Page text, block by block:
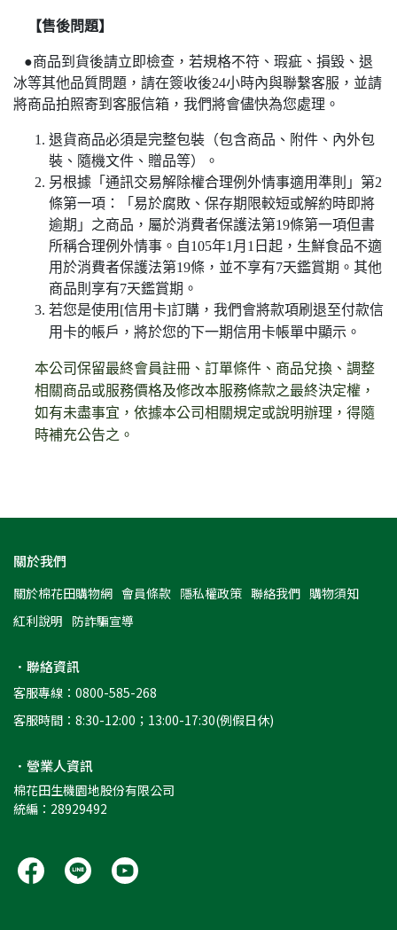
【售後問題】
●商品到貨後請立即檢查，若規格不符、瑕疵、損毀、退
冰等其他品質問題，請在簽收後24小時內與聯繫客服，並請
將商品拍照寄到客服信箱，我們將會儘快為您處理。
退貨商品必須是完整包裝（包含商品、附件、內外包
裝、隨機文件、贈品等）。
另根據「通訊交易解除權合理例外情事適用準則」第2
條第一項：「易於腐敗、保存期限較短或解約時即將
逾期」之商品，屬於消費者保護法第19條第一項但書
所稱合理例外情事。自105年1月1日起，生鮮食品不適
用於消費者保護法第19條，並不享有7天鑑賞期。其他
商品則享有7天鑑賞期。
若您是使用[信用卡]訂購，我們會將款項刷退至付款信
用卡的帳戶，將於您的下一期信用卡帳單中顯示。
本公司保留最終會員註冊、訂單條件、商品兌換、調整
相關商品或服務價格及修改本服務條款之最終決定權，
如有未盡事宜，依據本公司相關規定或說明辦理，得隨
時補充公告之。
關於我們
關於棉花田購物網 會員條款 隱私權政策 聯絡我們 購物須知
紅利說明 防詐騙宣導
．聯絡資訊
客服專線：0800-585-268
客服時間：8:30-12:00；13:00-17:30(例假日休)
．營業人資訊
棉花田生機園地股份有限公司
統編：28929492